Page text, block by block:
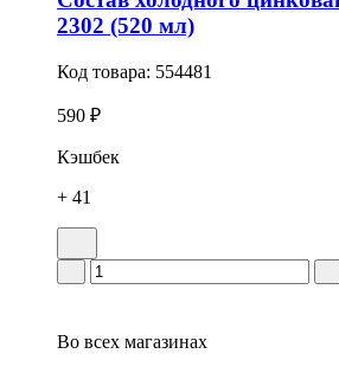
2302 (520 мл)
Код товара: 554481
590 ₽
Кэшбек
+ 41
Во всех магазинах